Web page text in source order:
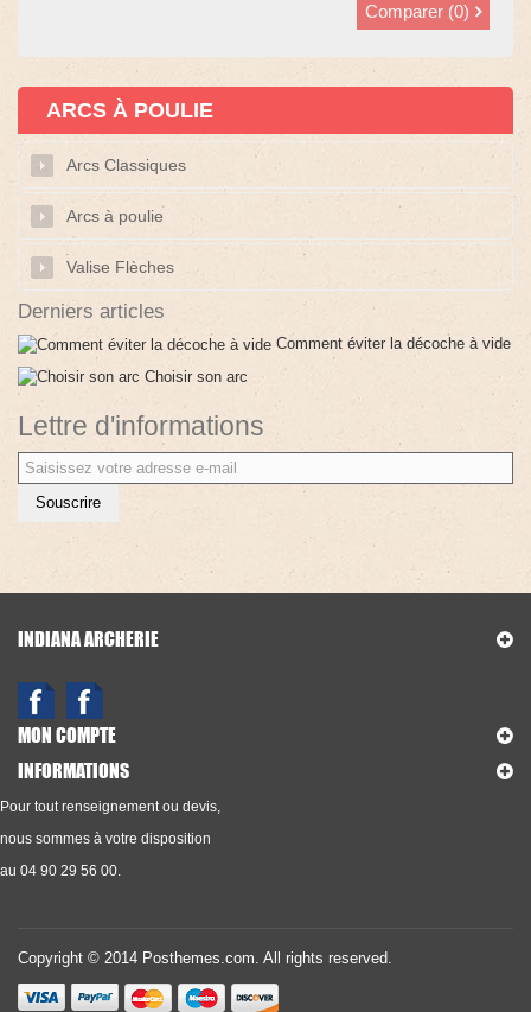
Comparer (0)
ARCS À POULIE
Arcs Classiques
Arcs à poulie
Valise Flèches
Derniers articles
Comment éviter la décoche à vide
Choisir son arc
Lettre d'informations
Souscrire
INDIANA ARCHERIE
MON COMPTE
INFORMATIONS
Pour tout renseignement ou devis,
nous sommes à votre disposition
au 04 90 29 56 00.
Copyright © 2014 Posthemes.com. All rights reserved.